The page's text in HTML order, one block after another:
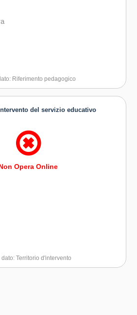
Riferimento pedagogico
del servizio educativo
Opera Online
dato: Territorio d'intervento